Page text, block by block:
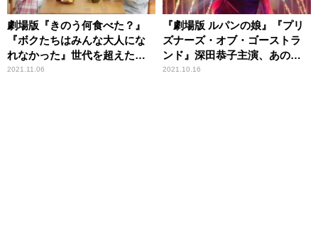
劇場版『きのう何食べた？』
『ボクたちはみんな大人にな
れなかった』世代を超えた共
感ムービー2選
2021.11.06
『劇場版 ルパンの娘』『プリ
ズナーズ・オブ・ゴーストラ
ンド』深田恭子主演、あの熱
狂がスクリーンに＆園子温監
2021.10.16